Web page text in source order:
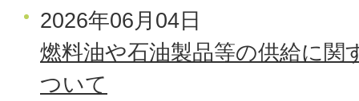
2026年06月04日
燃料油や石油製品等の供給に関
ついて